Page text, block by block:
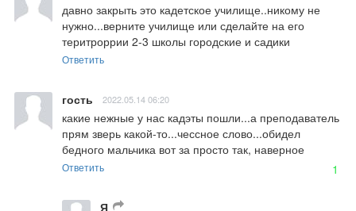
давно закрыть это кадетское училище..никому не
нужно...верните училище или сделайте на его
теритроррии 2-3 школы городские и садики
Ответить
гость 2022.05.14 06:20
какие нежные у нас кадэты пошли...а преподаватель
прям зверь какой-то...чессное слово...обидел
бедного мальчика вот за просто так, наверное
Ответить 1
Я